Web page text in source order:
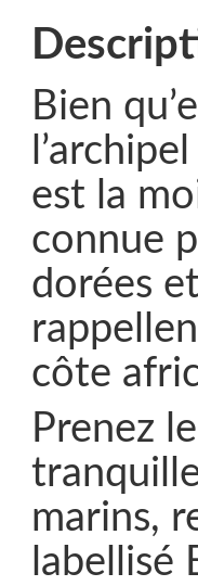
Bien
est la
connue
dorées
côte
Prenez
marins,
labellisé